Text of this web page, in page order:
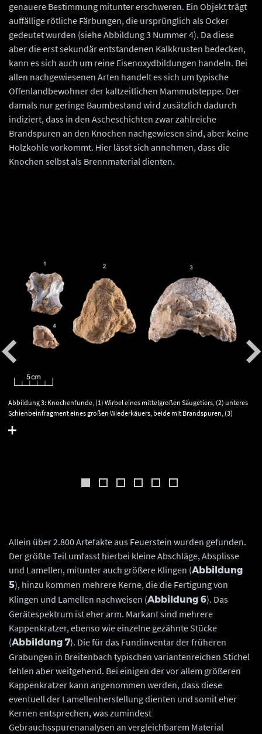
genauere Bestimmung mitunter erschweren. Ein Objekt trägt
auffällige rötliche Färbungen, die ursprünglich als Ocker
gedeutet wurden (siehe Abbildung 3 Nummer 4). Da diese
aber die erst sekundär entstandenen Kalkkrusten bedecken,
kann es sich auch um reine Eisenoxydbildungen handeln. Bei
allen nachgewiesenen Arten handelt es sich um typische
Offenlandbewohner der kaltzeitlichen Mammutsteppe. Der
damals nur geringe Baumbestand wird zusätzlich dadurch
indiziert, dass in den Ascheschichten zwar zahlreiche
Brandspuren an den Knochen nachgewiesen sind, aber keine
Holzkohle vorkommt. Hier lässt sich annehmen, dass die
Knochen selbst als Brennmaterial dienten.
Abbildung 3: Knochenfunde, (1) Wirbel eines mittelgroßen Säugetiers, (2) unteres
Schienbeinfragment eines großen Wiederkäuers, beide mit Brandspuren, (3)
Charakteristisch für alle Knochen sind Kalkkrustenbedeckungen. Breitenbach,
Allein über 2.800 Artefakte aus Feuerstein wurden gefunden.
Der größte Teil umfasst hierbei kleine Abschläge, Absplisse
und Lamellen, mitunter auch größere Klingen (Abbildung
5), hinzu kommen mehrere Kerne, die die Fertigung von
Klingen und Lamellen nachweisen (Abbildung 6). Das
Gerätespektrum ist eher arm. Markant sind mehrere
Kappenkratzer, ebenso wie einzelne gezähnte Stücke
(Abbildung 7). Die für das Fundinventar der früheren
Grabungen in Breitenbach typischen variantenreichen Stichel
fehlen aber weitgehend. Bei einigen der vor allem größeren
Kappenkratzer kann angenommen werden, dass diese
eventuell der Lamellenherstellung dienten und somit eher
Kernen entsprechen, was zumindest
Gebrauchsspurenanalysen an vergleichbarem Material